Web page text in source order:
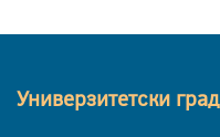
Универзитетски град